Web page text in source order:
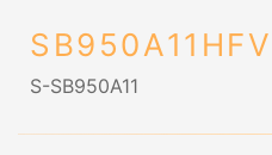
S-SB950A11